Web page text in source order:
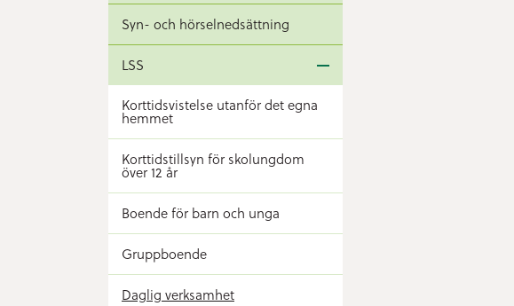
Syn- och hörselnedsättning
LSS
Korttidsvistelse utanför det egna
hemmet
Korttidstillsyn för skolungdom
över 12 år
Boende för barn och unga
Gruppboende
Daglig verksamhet